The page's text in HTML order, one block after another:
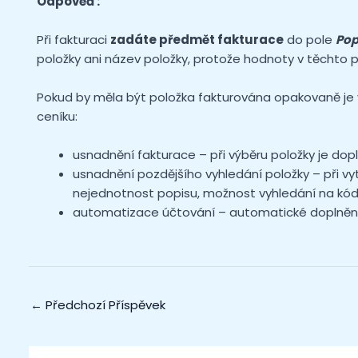
Při fakturaci zadáte předmět fakturacedo pole
položky ani název položky, protože hodnoty v těchto
Pokud by měla být položka fakturována opakovaně
ceníku:
usnadnění fakturace – při výběru položky je
usnadnění pozdějšího vyhledání položky – při
nejednotnost popisu, možnost vyhledání na
automatizace účtování – automatické
← Předchozí Příspěvek